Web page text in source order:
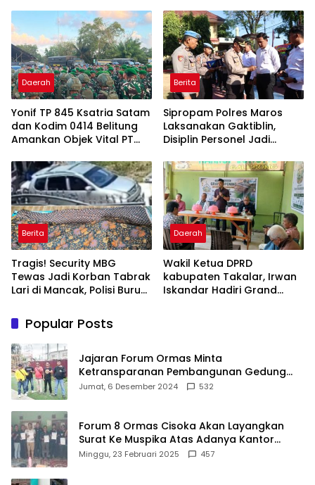
Cikeusik-Simpang Cijaku
Daerah
Yonif TP 845 Ksatria Satam
dan Kodim 0414 Belitung
Amankan Objek Vital PT
Penambang
Berita
Sipropam Polres Maros
Laksanakan Gaktiblin,
Disiplin Personel Jadi
Berita
Tragis! Security MBG
Tewas Jadi Korban Tabrak
Lari di Mancak, Polisi Buru
Kijang Innova
Daerah
Wakil Ketua DPRD
kabupaten Takalar, Irwan
Iskandar Hadiri Grand
umum.
Popular Posts
Jajaran Forum Ormas Minta
Ketransparanan Pembangunan Gedung
Damkar Di Kecamatan Cisoka
Jumat, 6 Desember 2024 532
Forum 8 Ormas Cisoka Akan Layangkan
Surat Ke Muspika Atas Adanya Kantor
Matel di Cisoka
Minggu, 23 Februari 2025 457